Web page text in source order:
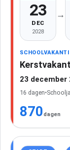
23
DEC
2028
→
23
16 dagen•
870 dagen